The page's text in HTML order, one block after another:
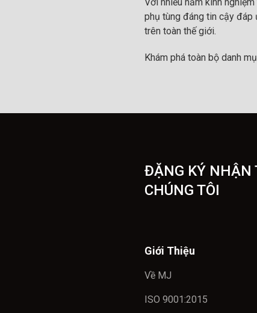
phụ tùng đáng tin cậy đáp
trên toàn thế giới.
Khám phá toàn bộ danh
ĐẶNG KÝ NHẬN
CHÚNG TÔI
Giới Thiệu
Về MJ
ISO 9001:2015